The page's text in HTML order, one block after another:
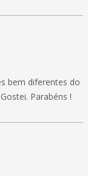
bem diferentes do
Parabéns !